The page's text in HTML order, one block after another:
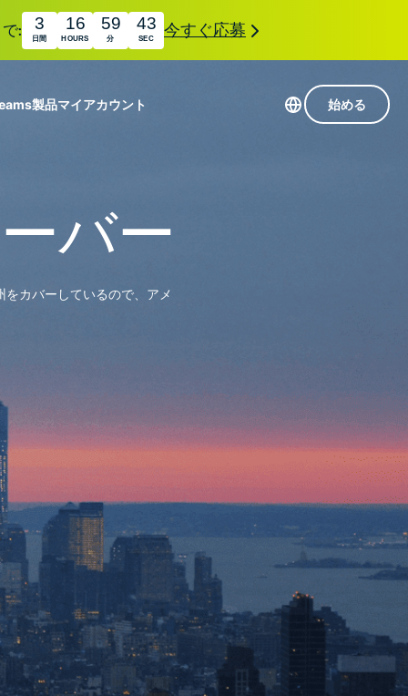
: 3
日間
16
HOURS
59
分
42
SEC 今すぐ応募
ーミング向けVPN
について
み
製品
。
winning
macOS
firewall,
マイアカウント 始める
バー
カバーしているので、アメ